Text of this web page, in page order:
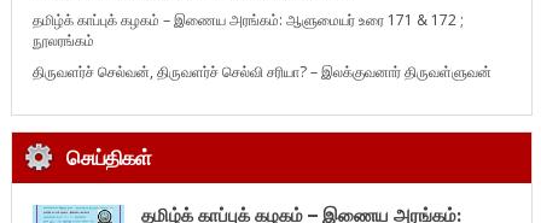
தமிழ்க் காப்புக் கழகம் – இணைய அரங்கம்: ஆளுமையர் உரை 171 & 172 ;
நூலரங்கம்
திருவளர்ச் செல்வன், திருவளர்ச் செல்வி சரியா? – இலக்குவனார் திருவள்ளுவன்
செய்திகள்
தமிழ்க் காப்புக் கழகம் – இணைய அரங்கம்: